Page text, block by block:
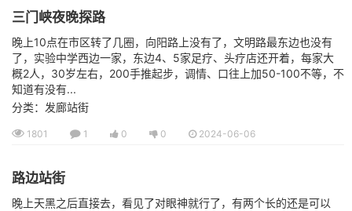
三门峡夜晚探路
晚上10点在市区转了几圈，向阳路上没有了，文明路最东边也没有
了，实验中学西边一家，东边4、5家足疗、头疗店还开着，每家大
概2人，30岁左右，200手推起步，调情、口往上加50-100不等，不
知道有没有...
分类：发廊站街
1801 1 0 0 2024-06-06
路边站街
晚上天黑之后直接去，看见了对眼神就行了，有两个长的还是可以